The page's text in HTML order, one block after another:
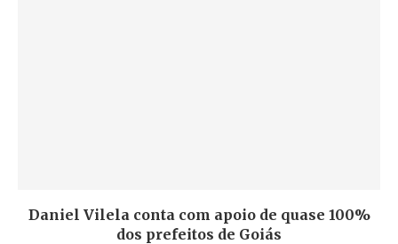
Daniel Vilela conta com apoio de quase 100%
dos prefeitos de Goiás